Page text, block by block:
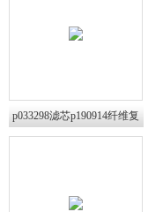
p033298滤芯p190914纤维复
合滤材普优滤器